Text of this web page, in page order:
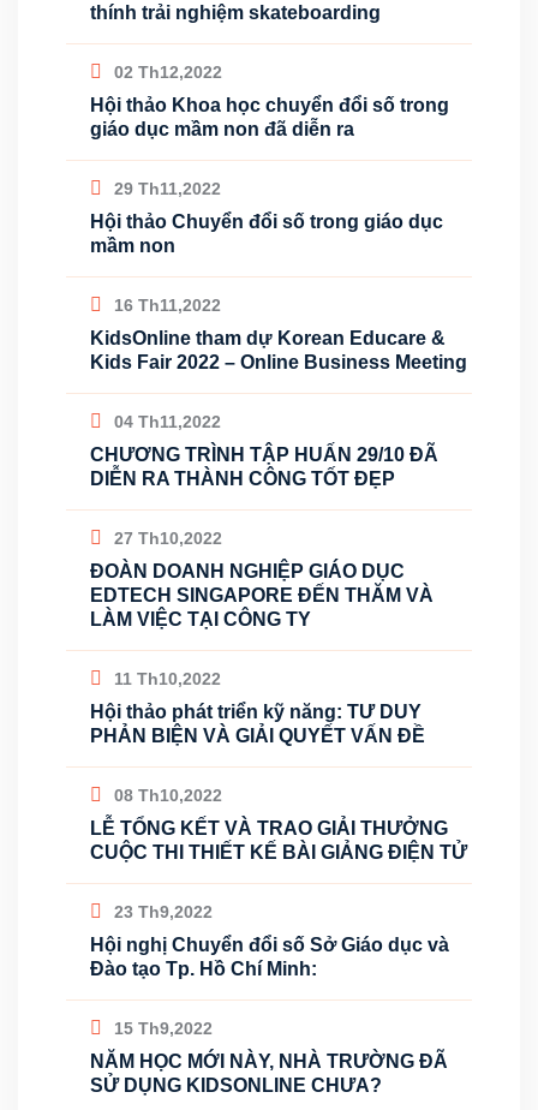
thính trải nghiệm skateboarding
02 Th12,2022
Hội thảo Khoa học chuyển đổi số trong
giáo dục mầm non đã diễn ra
29 Th11,2022
Hội thảo Chuyển đổi số trong giáo dục
mầm non
16 Th11,2022
KidsOnline tham dự Korean Educare &
Kids Fair 2022 – Online Business Meeting
04 Th11,2022
CHƯƠNG TRÌNH TẬP HUẤN 29/10 ĐÃ
DIỄN RA THÀNH CÔNG TỐT ĐẸP
27 Th10,2022
ĐOÀN DOANH NGHIỆP GIÁO DỤC
EDTECH SINGAPORE ĐẾN THĂM VÀ
LÀM VIỆC TẠI CÔNG TY
11 Th10,2022
Hội thảo phát triển kỹ năng: TƯ DUY
PHẢN BIỆN VÀ GIẢI QUYẾT VẤN ĐỀ
08 Th10,2022
LỄ TỔNG KẾT VÀ TRAO GIẢI THƯỞNG
CUỘC THI THIẾT KẾ BÀI GIẢNG ĐIỆN TỬ
23 Th9,2022
Hội nghị Chuyển đổi số Sở Giáo dục và
Đào tạo Tp. Hồ Chí Minh:
15 Th9,2022
NĂM HỌC MỚI NÀY, NHÀ TRƯỜNG ĐÃ
SỬ DỤNG KIDSONLINE CHƯA?